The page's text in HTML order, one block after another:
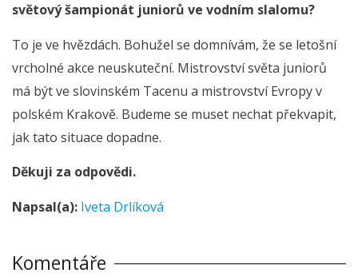
světový šampionát juniorů ve vodním slalomu?
To je ve hvězdách. Bohužel se domnívám, že se letošní
vrcholné akce neuskuteční. Mistrovství světa juniorů
má být ve slovinském Tacenu a mistrovství Evropy v
polském Krakově. Budeme se muset nechat překvapit,
jak tato situace dopadne.
Děkuji za odpovědi.
Napsal(a): Iveta Drlíková
Komentáře